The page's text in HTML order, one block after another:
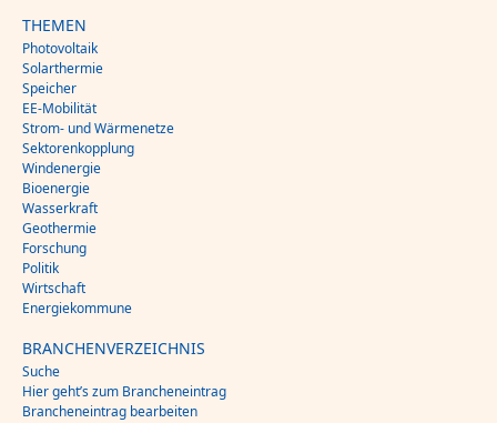
THEMEN
Photovoltaik
Solarthermie
Speicher
EE-Mobilität
Strom- und Wärmenetze
Sektorenkopplung
Windenergie
Bioenergie
Wasserkraft
Geothermie
Forschung
Politik
Wirtschaft
Energiekommune
BRANCHENVERZEICHNIS
Suche
Hier geht’s zum Brancheneintrag
Brancheneintrag bearbeiten